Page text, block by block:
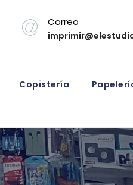
Correo
Copistería